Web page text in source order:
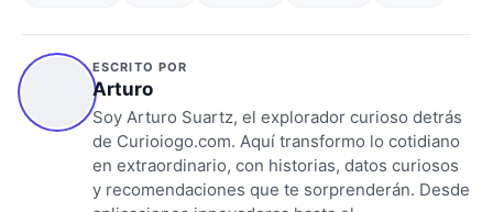
ESCRITO POR
Arturo
Soy Arturo Suartz, el explorador curioso detrás
de Curioiogo.com. Aquí transformo lo cotidiano
en extraordinario, con historias, datos curiosos
y recomendaciones que te sorprenderán. Desde